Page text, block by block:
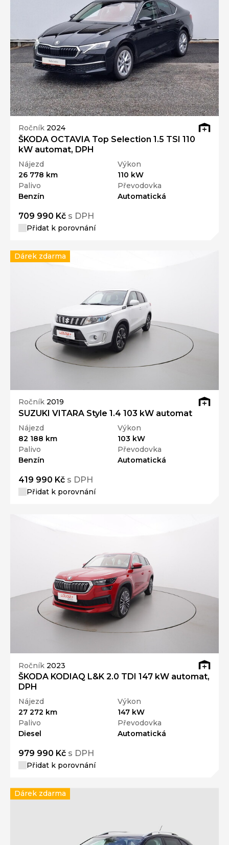
Ročník 2024
ŠKODA OCTAVIA Top Selection 1.5 TSI 110
kW automat, DPH
Nájezd
26 778 km
Výkon
110 kW
Palivo
Benzín
Převodovka
Automatická
709 990 Kč s DPH
Přidat k porovnání
Ročník 2019
SUZUKI VITARA Style 1.4 103 kW automat
Nájezd
82 188 km
Výkon
103 kW
Palivo
Benzín
Převodovka
Automatická
419 990 Kč s DPH
Přidat k porovnání
Dárek zdarma
Ročník 2023
ŠKODA KODIAQ L&K 2.0 TDI 147 kW automat,
DPH
Nájezd
27 272 km
Výkon
147 kW
Palivo
Diesel
Převodovka
Automatická
979 990 Kč s DPH
Přidat k porovnání
Dárek zdarma